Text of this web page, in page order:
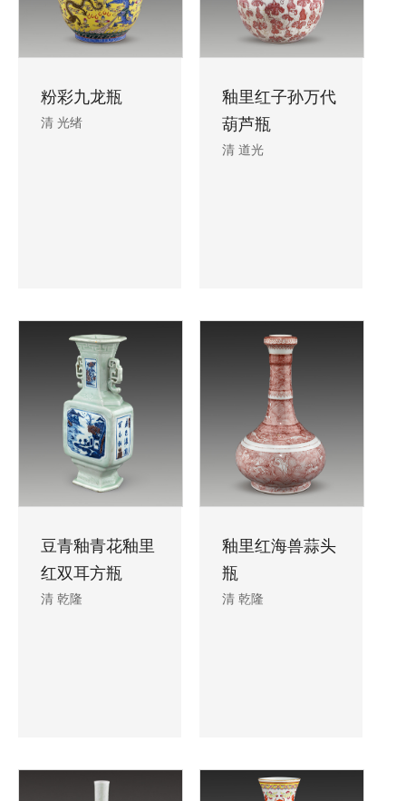
粉彩九龙瓶
清 光绪
釉里红子孙万代
葫芦瓶
清 道光
豆青釉青花釉里
红双耳方瓶
清 乾隆
釉里红海兽蒜头
瓶
清 乾隆